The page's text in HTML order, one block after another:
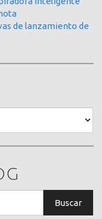
de lanzamiento de
Buscar